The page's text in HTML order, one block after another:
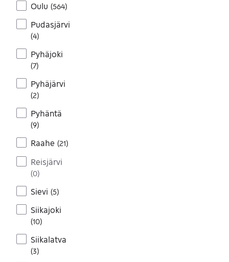
Oulu (564)
Pudasjärvi
(4)
Pyhäjoki
(7)
Pyhäjärvi
(2)
Pyhäntä
(9)
Raahe (21)
Reisjärvi
(0)
Sievi (5)
Siikajoki
(10)
Siikalatva
(3)